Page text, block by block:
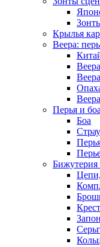
Крылья
Веера:
Перья и боа
Боа
Бижутерия